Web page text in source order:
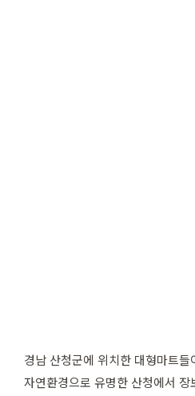
경남 산청군에 위치한 대형마트
자연환경으로 유명한 산청에서